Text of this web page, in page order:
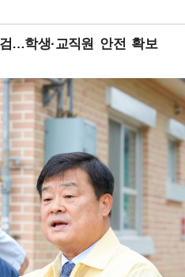
…학생·교직원 안전 확보